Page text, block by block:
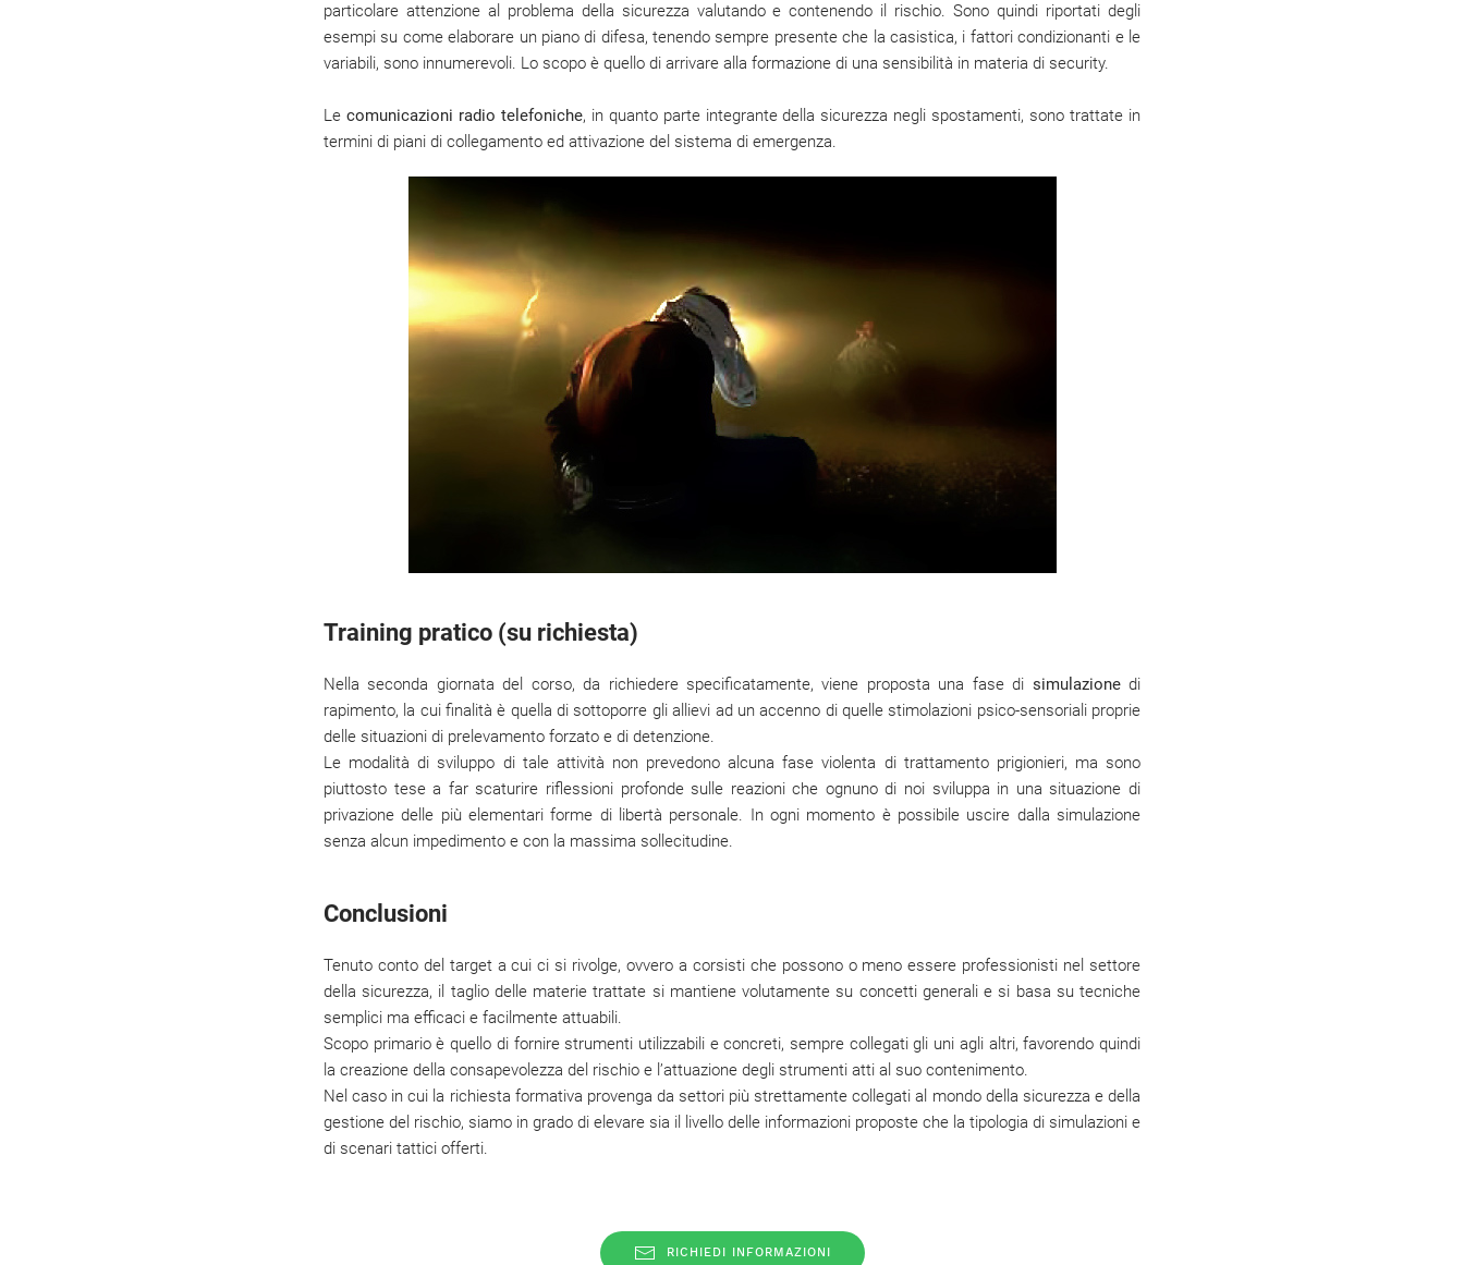
particolare attenzione al problema della sicurezza valutando e contenendo il rischio. Sono quindi riportati degli
esempi su come elaborare un piano di difesa, tenendo sempre presente che la casistica, i fattori condizionanti e le
variabili, sono innumerevoli. Lo scopo è quello di arrivare alla formazione di una sensibilità in materia di security.
Le comunicazioni radio telefoniche, in quanto parte integrante della sicurezza negli spostamenti, sono trattate in
termini di piani di collegamento ed attivazione del sistema di emergenza.
Training pratico (su richiesta)
Nella seconda giornata del corso, da richiedere specificatamente, viene proposta una fase di simulazionedi
rapimento, la cui finalità è quella di sottoporre gli allievi ad un accenno di quelle stimolazioni psico-sensoriali proprie
delle situazioni di prelevamento forzato e di detenzione.
Le modalità di sviluppo di tale attività non prevedono alcuna fase violenta di trattamento prigionieri, ma sono
piuttosto tese a far scaturire riflessioni profonde sulle reazioni che ognuno di noi sviluppa in una situazione di
privazione delle più elementari forme di libertà personale. In ogni momento è possibile uscire dalla simulazione
senza alcun impedimento e con la massima sollecitudine.
Conclusioni
Tenuto conto del target a cui ci si rivolge, ovvero a corsisti che possono o meno essere professionisti nel settore
della sicurezza, il taglio delle materie trattate si mantiene volutamente su concetti generali e si basa su tecniche
semplici ma efficaci e facilmente attuabili.
Scopo primario è quello di fornire strumenti utilizzabili e concreti, sempre collegati gli uni agli altri, favorendo quindi
la creazione della consapevolezza del rischio e l’attuazione degli strumenti atti al suo contenimento.
Nel caso in cui la richiesta formativa provenga da settori più strettamente collegati al mondo della sicurezza e della
gestione del rischio, siamo in grado di elevare sia il livello delle informazioni proposte che la tipologia di simulazioni e
di scenari tattici offerti.
RICHIEDI INFORMAZIONI